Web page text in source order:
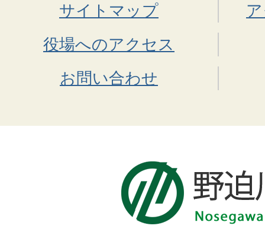
サイトマップ
役場へのアクセス
お問い合わせ